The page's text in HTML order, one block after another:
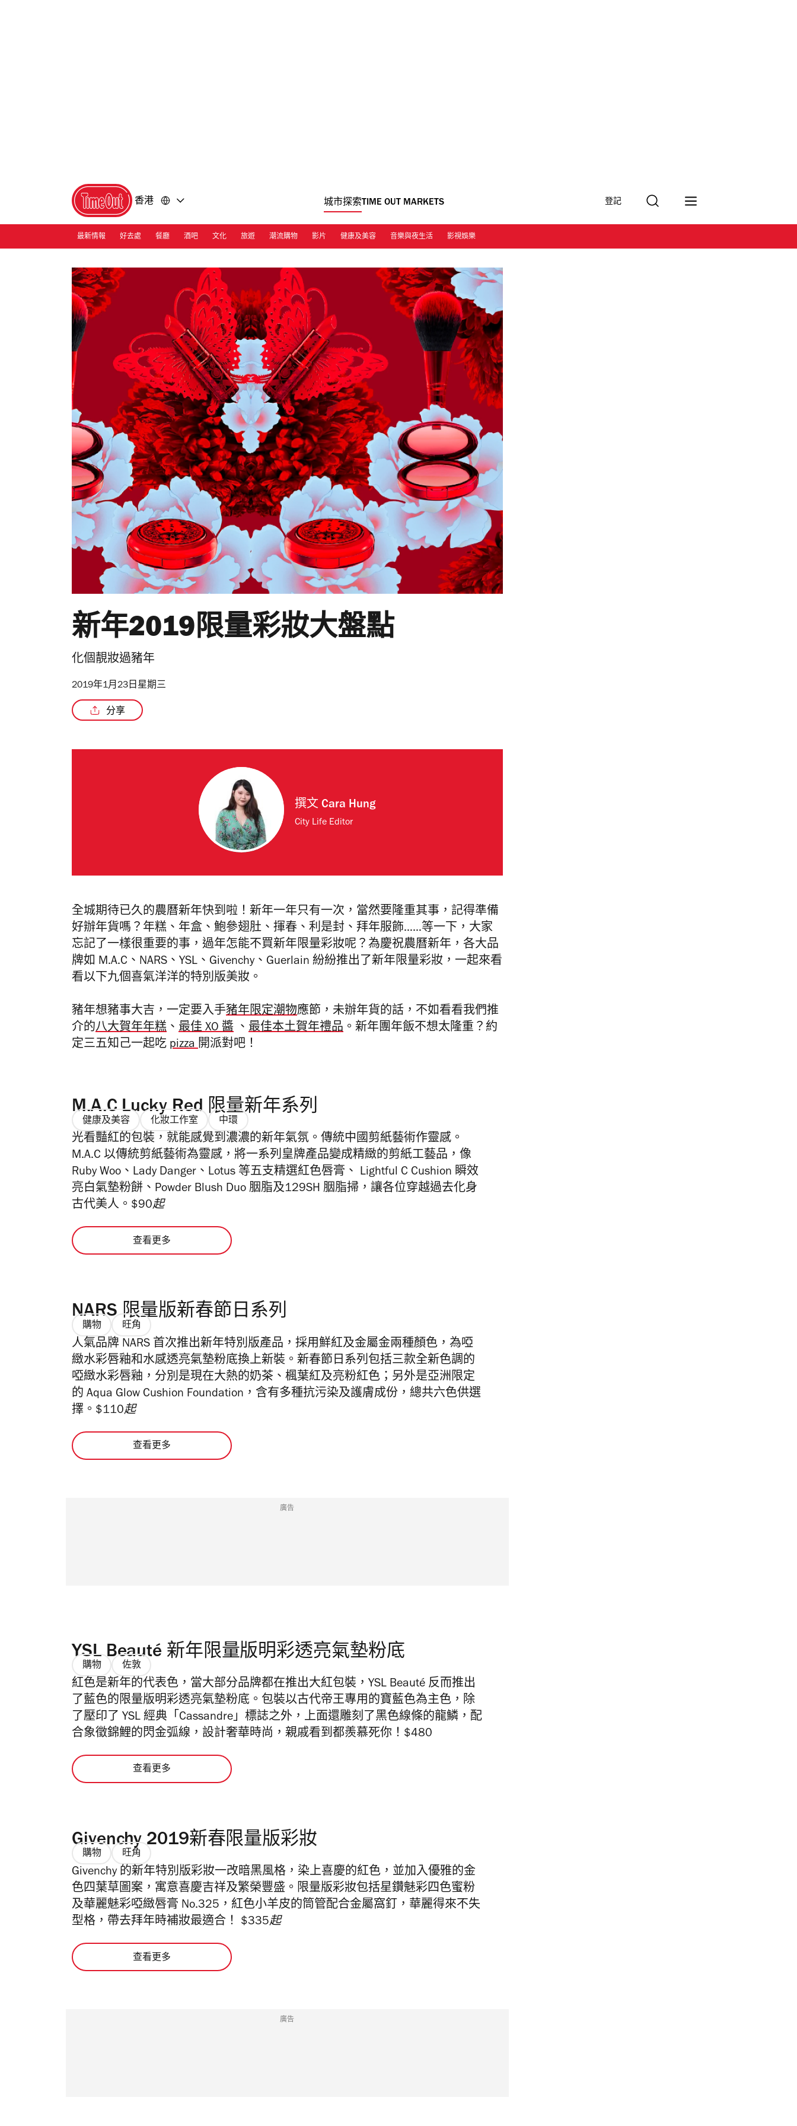
香港 城市探索TIME OUT MARKETS 登記
最新情報 好去處 餐廳 酒吧 文化 旅遊 潮流購物 影片 健康及美容 音樂與夜生活 影視娛樂
新年2019限量彩妝大盤點
化個靚妝過豬年
2019年1月23日星期三
分享
撰文Cara Hung
City Life Editor
全城期待已久的農曆新年快到啦！新年一年只有一次，當然要隆重其事，記得準備
好辦年貨嗎？年糕、年盒、鮑參翅肚、揮春、利是封、拜年服飾……等一下，大家
忘記了一樣很重要的事，過年怎能不買新年限量彩妝呢？為慶祝農曆新年，各大品
牌如 M.A.C、NARS、YSL、Givenchy、Guerlain 紛紛推出了新年限量彩妝，一起來看
看以下九個喜氣洋洋的特別版美妝。
豬年想豬事大吉，一定要入手豬年限定潮物應節，未辦年貨的話，不如看看我們推
介的八大賀年年糕 、 最佳 XO 醬 、 最佳本土賀年禮品 。新年團年飯不想太隆重？約
定三五知己一起吃 pizza開派對吧！
M.A.C Lucky Red 限量新年系列
健康及美容 化妝工作室 中環
光看豔紅的包裝，就能感覺到濃濃的新年氣氛。傳統中國剪紙藝術作靈感。
M.A.C 以傳統剪紙藝術為靈感，將一系列皇牌產品變成精緻的剪紙工藝品，像
Ruby Woo、Lady Danger、Lotus 等五支精選紅色唇膏、 Lightful C Cushion 瞬效
亮白氣墊粉餅、Powder Blush Duo 胭脂及129SH 胭脂掃，讓各位穿越過去化身
古代美人。 $90起
查看更多
NARS 限量版新春節日系列
購物 旺角
人氣品牌 NARS 首次推出新年特別版產品，採用鮮紅及金屬金兩種顏色，為啞
緻水彩唇釉和水感透亮氣墊粉底換上新裝。新春節日系列包括三款全新色調的
啞緻水彩唇釉，分別是現在大熱的奶茶、楓葉紅及亮粉紅色；另外是亞洲限定
的 Aqua Glow Cushion Foundation，含有多種抗污染及護膚成份，總共六色供選
擇。 $110起
查看更多
廣告
YSL Beauté 新年限量版明彩透亮氣墊粉底
購物 佐敦
紅色是新年的代表色，當大部分品牌都在推出大紅包裝，YSL Beauté 反而推出
了藍色的限量版明彩透亮氣墊粉底。包裝以古代帝王專用的寶藍色為主色，除
了壓印了 YSL 經典「Cassandre」標誌之外，上面還雕刻了黑色線條的龍鱗，配
合象徵錦鯉的閃金弧線，設計奢華時尚，親戚看到都羨慕死你！ $480
查看更多
Givenchy 2019新春限量版彩妝
購物 旺角
Givenchy 的新年特別版彩妝一改暗黑風格，染上喜慶的紅色，並加入優雅的金
色四葉草圖案，寓意喜慶吉祥及繁榮豐盛。限量版彩妝包括星鑽魅彩四色蜜粉
及華麗魅彩啞緻唇膏 No.325，紅色小羊皮的筒管配合金屬窩釘，華麗得來不失
型格，帶去拜年時補妝最適合！
$335起
查看更多
廣告